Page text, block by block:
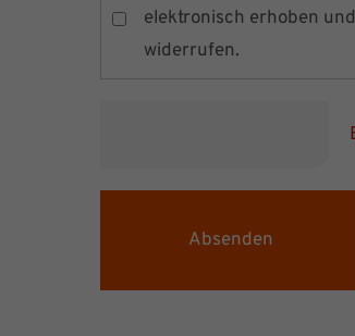
elektronisch erhoben
widerrufen.
Absenden